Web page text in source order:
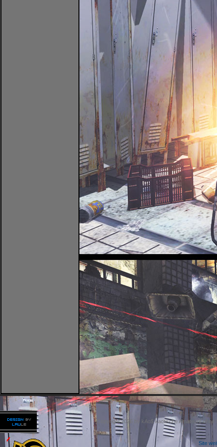
Copyright 2026 by kAo$ kaotische Amateure
Site